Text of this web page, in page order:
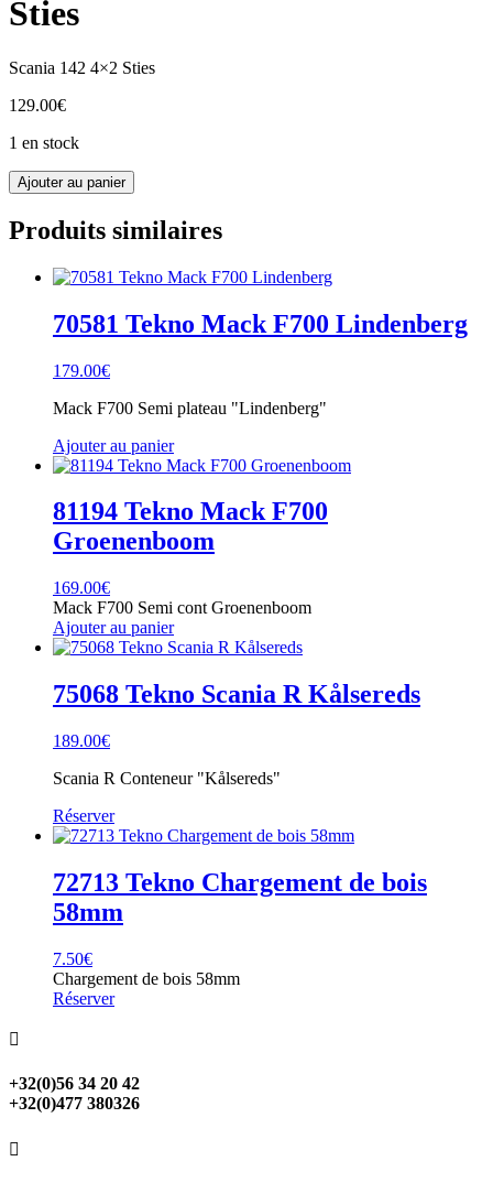
Sties
Scania 142 4×2 Sties
129.00€
1 en stock
quantité
de
87042
Tekno
Ajouter au panier
Produits similaires
70581 Tekno Mack F700 Lindenberg
179.00€
Mack F700 Semi plateau "Lindenberg"
Ajouter au panier
81194 Tekno Mack F700
Groenenboom
169.00€
Mack F700 Semi cont Groenenboom
Ajouter au panier
75068 Tekno Scania R Kålsereds
189.00€
Scania R Conteneur "Kålsereds"
Réserver
72713 Tekno Chargement de bois
58mm
7.50€
Chargement de bois 58mm
Réserver

+32(0)56 34 20 42
+32(0)477 380326
